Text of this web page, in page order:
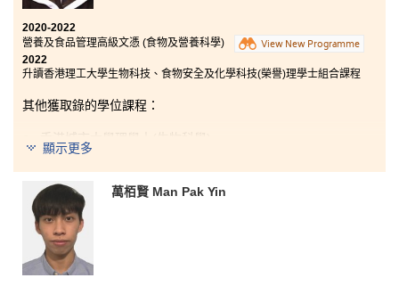
「有見地、有回報、有動力。」 這就是我如何描
述這兩年在 HPSHCC修讀 MHPM 課程的學習。
個課程不僅鞏固了我在健康科學方面的基礎，而
且通過學習藥學專業技能課程，讓我熟悉藥房的
運作以及對不同的醫療保健專業人士，尤其是藥
劑師和配藥師有了深入的了解。書院還為學生提
供了廣泛的課外活動，以探索他們的興趣並獲得
可轉移的技能。最重要的是，即使在疫情期間，
書院和講師們都透過 ZOOM 或 YouTube 舉辦許多
網上工作坊，以幫助學生持續學習，沒有他們的
幫助和鼓勵，我不能輕易度過這個時期。因此，
我很高興兩年前選擇了這個課程。
2020-2022
營養及食品管理高級文憑 (食物及營養科學)
View New Programme
2022
升讀香港理工大學生物科技、食物安全及化學科技(榮譽)理學士組合課程
其他獲取錄的學位課程：
香港城市大學理學士(生物科學)
由於我的中學文憑試成續不理想，畢業後我修讀了一年
的基礎文憑課程後，便選擇入讀書院的營養學課程。在
書院的兩年間，我找到了學習的樂趣，老師的耐心教
導，同學的支持及在書院良好的學習環境下，使我下定
決心好好學習。最後，機會是留給有準備的人，使我如
願成功升讀心儀的大學。
顯示更多
萬栢賢 Man Pak Yin